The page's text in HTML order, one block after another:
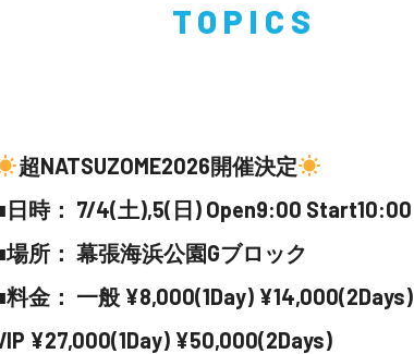
TOPICS
超NATSUZOME2026開催決定
日時： 7/4(土),5(日) Open9:00 Start10:00
場所： 幕張海浜公園Gブロック
料金： 一般 ¥8,000(1Day) ¥14,000(2Days)
¥27,000(1Day) ¥50,000(2Days)